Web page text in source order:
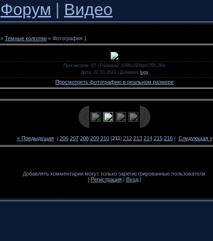
Форум | Видео
» Темные колготки » Фотография 1
Просмотров: 67 | Размеры: 1090x1938px/295.2Kb
Дата: 22.03.2023 | Добавил: lugy
Просмотреть фотографию в реальном размере
« Предыдущая| 206 207 208 209 210[211] 212 213 214 215 216| Следующая »
Добавлять комментарии могут только зарегистрированные пользователи.
[ Регистрация Вход ]